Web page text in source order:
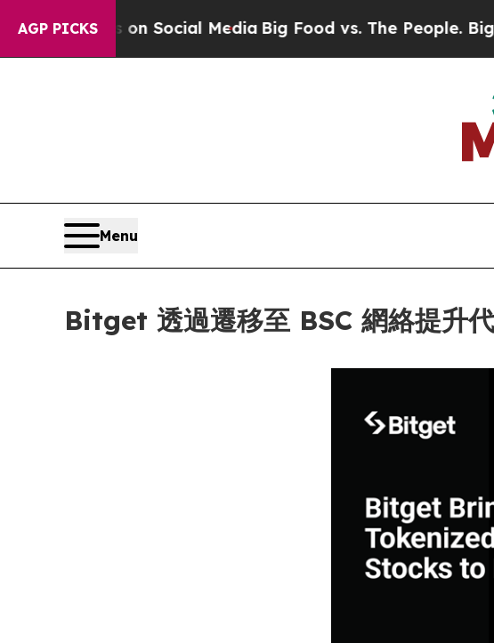
AGP PICKS
on Social MediaBig Food vs. The People. Big
Menu
Bitget 透過遷移至 BSC 網絡提升